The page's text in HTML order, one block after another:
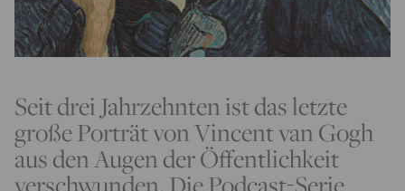
Seit drei Jahrzehnten ist das letzte
große Porträt von Vincent van Gogh
aus den Augen der Öffentlichkeit